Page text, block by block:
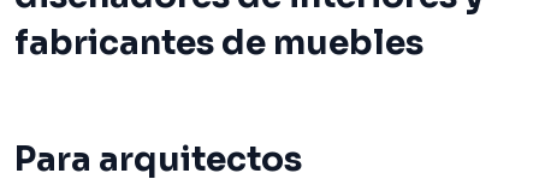
fabricantes de muebles
Para arquitectos